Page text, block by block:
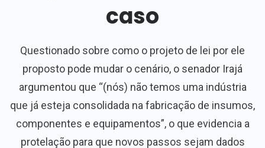
caso
Questionado sobre como o projeto de lei por ele
proposto pode mudar o cenário, o senador Irajá
argumentou que “(nós) não temos uma indústria
que já esteja consolidada na fabricação de insumos,
componentes e equipamentos”, o que evidencia a
protelação para que novos passos sejam dados